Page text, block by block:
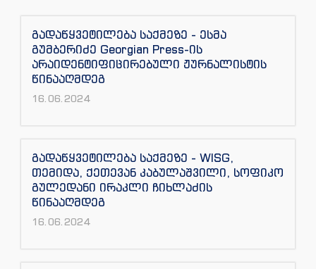
გადაწყვეტილება საქმეზე - ესმა
გუმბერიძე Georgian Press-ის
არაიდენტიფიცირებული ჟურნალისტის
წინააღმდეგ
16.06.2024
გადაწყვეტილება საქმეზე - WISG,
თემიდა, ქეთევან კაბულაშვილი, სოფიკო
გულედანი ირაკლი ჩიხლაძის
წინააღმდეგ
16.06.2024